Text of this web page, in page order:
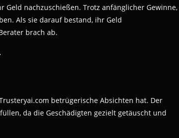
nachzuschießen. Trotz anfänglicher Gewinne,
Als sie darauf bestand, ihr Geld
brach ab.
betrügerische Absichten hat. Der
da die Geschädigten gezielt getäuscht und